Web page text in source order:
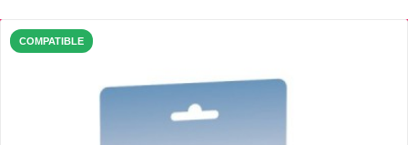
COMPATIBLE